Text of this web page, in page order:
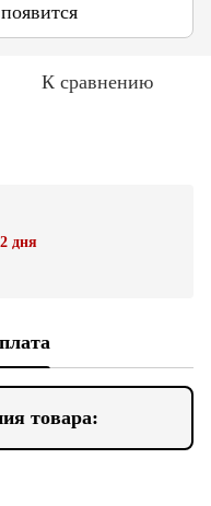
К сравнению
дня
товара: